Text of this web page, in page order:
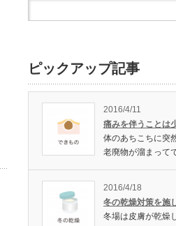
ピックアップ記事
2016/4/11
痛みを伴うことは
体のあちこちに突
老廃物が溜まって
2016/4/18
冬の乾燥対策を施
冬場は皮膚が乾燥